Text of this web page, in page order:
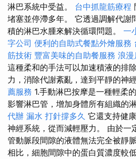
淋巴系統中受益。 台中抓龍筋療程
堵塞並停滯多年。 它透過調解代謝
積的淋巴水腫來解決循環問題。 一
字公司 便利的自助式餐點外燴服務
筋技術 豐富美味的自助餐服務 浪漫
這種柔和的手法可以加速積液的排
力，消除代謝紊亂，達到平靜的神
薦服務 1.手動淋巴按摩是一種輕柔
影響淋巴管，增加身體所有組織的
代辦 漏水 打針撐多久 它還支持健
神經系統，從而減輕壓力。 由於一
管動脈段間隙的液體無法完全被靜
相比，細胞間隙中的蛋白質濃度較